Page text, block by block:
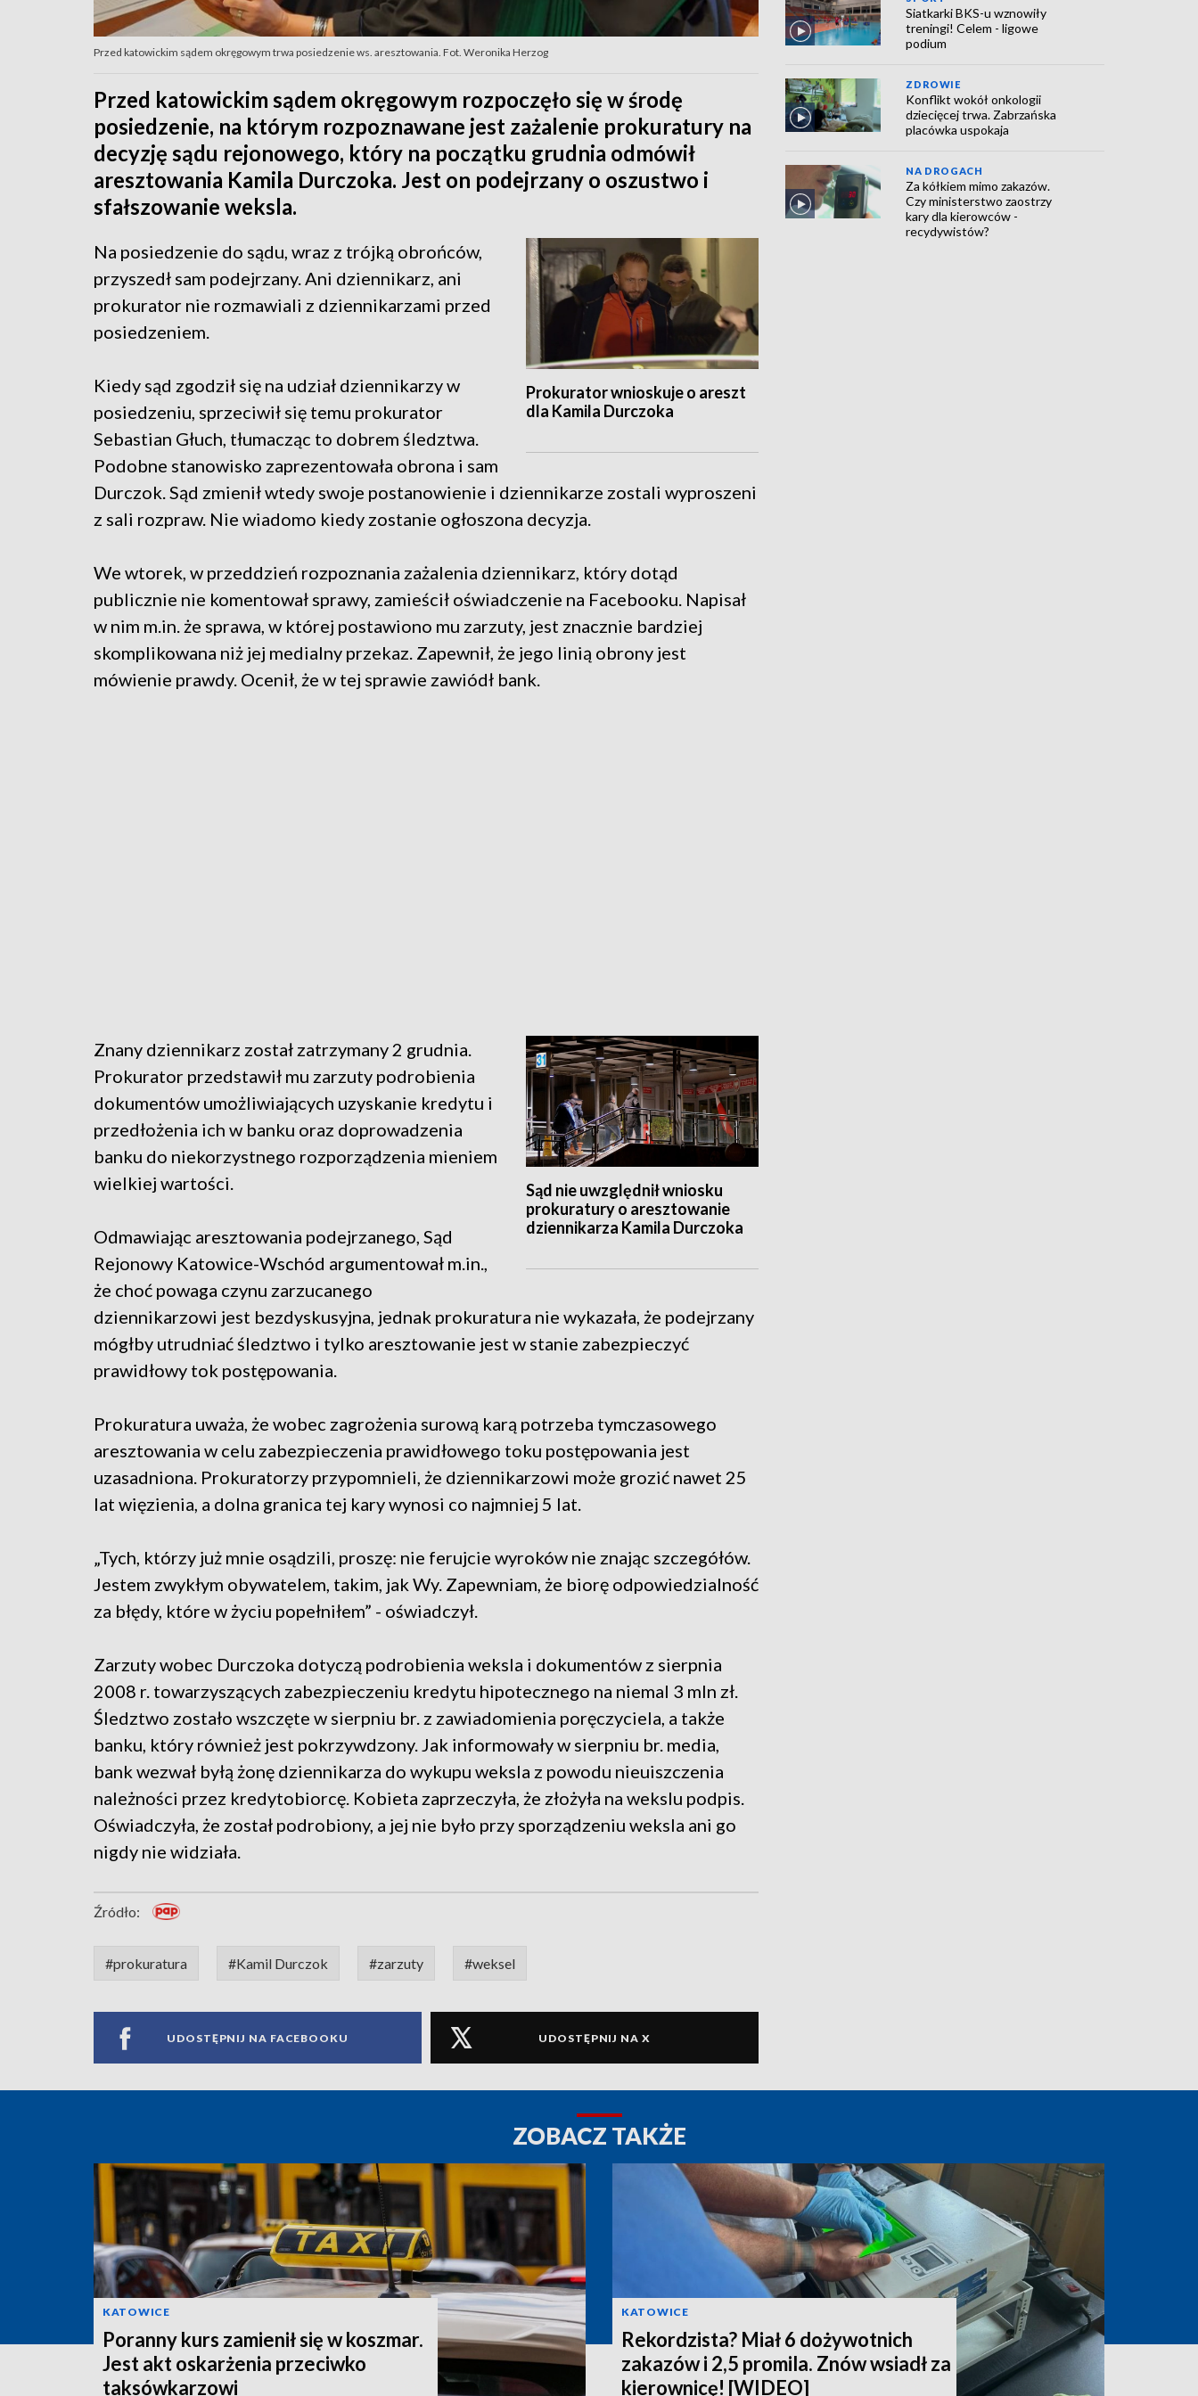
Przed katowickim sądem okręgowym trwa posiedzenie ws. aresztowania. Fot. Weronika Herzog
Przed katowickim sądem okręgowym rozpoczęło się w środę
posiedzenie, na którym rozpoznawane jest zażalenie prokuratury na
decyzję sądu rejonowego, który na początku grudnia odmówił
aresztowania Kamila Durczoka. Jest on podejrzany o oszustwo i
sfałszowanie weksla.
Prokurator wnioskuje o areszt
dla Kamila Durczoka
Na posiedzenie do sądu, wraz z trójką obrońców,
przyszedł sam podejrzany. Ani dziennikarz, ani
prokurator nie rozmawiali z dziennikarzami przed
posiedzeniem.
Kiedy sąd zgodził się na udział dziennikarzy w
posiedzeniu, sprzeciwił się temu prokurator
Sebastian Głuch, tłumacząc to dobrem śledztwa.
Podobne stanowisko zaprezentowała obrona i sam
Durczok. Sąd zmienił wtedy swoje postanowienie i dziennikarze zostali wyproszeni
z sali rozpraw. Nie wiadomo kiedy zostanie ogłoszona decyzja.
We wtorek, w przeddzień rozpoznania zażalenia dziennikarz, który dotąd
publicznie nie komentował sprawy, zamieścił oświadczenie na Facebooku. Napisał
w nim m.in. że sprawa, w której postawiono mu zarzuty, jest znacznie bardziej
skomplikowana niż jej medialny przekaz. Zapewnił, że jego linią obrony jest
mówienie prawdy. Ocenił, że w tej sprawie zawiódł bank.
Sąd nie uwzględnił wniosku
prokuratury o aresztowanie
dziennikarza Kamila Durczoka
Znany dziennikarz został zatrzymany 2 grudnia.
Prokurator przedstawił mu zarzuty podrobienia
dokumentów umożliwiających uzyskanie kredytu i
przedłożenia ich w banku oraz doprowadzenia
banku do niekorzystnego rozporządzenia mieniem
wielkiej wartości.
Odmawiając aresztowania podejrzanego, Sąd
Rejonowy Katowice-Wschód argumentował m.in.,
że choć powaga czynu zarzucanego
dziennikarzowi jest bezdyskusyjna, jednak prokuratura nie wykazała, że podejrzany
mógłby utrudniać śledztwo i tylko aresztowanie jest w stanie zabezpieczyć
prawidłowy tok postępowania.
Prokuratura uważa, że wobec zagrożenia surową karą potrzeba tymczasowego
aresztowania w celu zabezpieczenia prawidłowego toku postępowania jest
uzasadniona. Prokuratorzy przypomnieli, że dziennikarzowi może grozić nawet 25
lat więzienia, a dolna granica tej kary wynosi co najmniej 5 lat.
„Tych, którzy już mnie osądzili, proszę: nie ferujcie wyroków nie znając szczegółów.
Jestem zwykłym obywatelem, takim, jak Wy. Zapewniam, że biorę odpowiedzialność
za błędy, które w życiu popełniłem” - oświadczył.
Zarzuty wobec Durczoka dotyczą podrobienia weksla i dokumentów z sierpnia
2008 r. towarzyszących zabezpieczeniu kredytu hipotecznego na niemal 3 mln zł.
Śledztwo zostało wszczęte w sierpniu br. z zawiadomienia poręczyciela, a także
banku, który również jest pokrzywdzony. Jak informowały w sierpniu br. media,
bank wezwał byłą żonę dziennikarza do wykupu weksla z powodu nieuiszczenia
należności przez kredytobiorcę. Kobieta zaprzeczyła, że złożyła na wekslu podpis.
Oświadczyła, że został podrobiony, a jej nie było przy sporządzeniu weksla ani go
nigdy nie widziała.
Źródło:
#prokuratura #Kamil Durczok #zarzuty #weksel
UDOSTĘPNIJ NA FACEBOOKU UDOSTĘPNIJ NA X
Siatkarki BKS-u wznowiły
treningi! Celem - ligowe
podium
ZDROWIE
Konflikt wokół onkologii
dziecięcej trwa. Zabrzańska
placówka uspokaja
NA DROGACH
Za kółkiem mimo zakazów.
Czy ministerstwo zaostrzy
kary dla kierowców -
recydywistów?
ZOBACZ TAKŻE
KATOWICE
Poranny kurs zamienił się w koszmar.
Jest akt oskarżenia przeciwko
taksówkarzowi
KATOWICE
Rekordzista? Miał 6 dożywotnich
zakazów i 2,5 promila. Znów wsiadł za
kierownicę! [WIDEO]